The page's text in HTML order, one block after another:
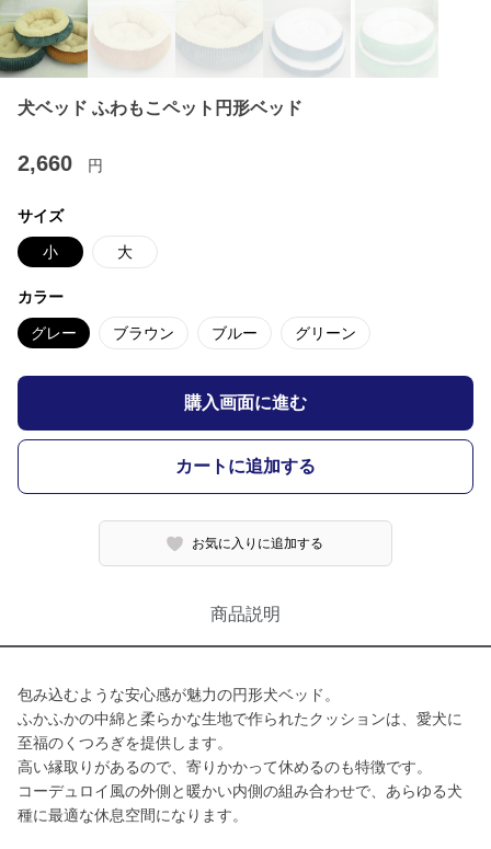
犬ベッド ふわもこペット円形ベッド
2,660 円
サイズ
小 大
カラー
グレー ブラウン ブルー グリーン
購入画面に進む
カートに追加する
お気に入りに追加する
商品説明
包み込むような安心感が魅力の円形犬ベッド。
ふかふかの中綿と柔らかな生地で作られたクッションは、愛犬に
至福のくつろぎを提供します。
高い縁取りがあるので、寄りかかって休めるのも特徴です。
コーデュロイ風の外側と暖かい内側の組み合わせで、あらゆる犬
種に最適な休息空間になります。